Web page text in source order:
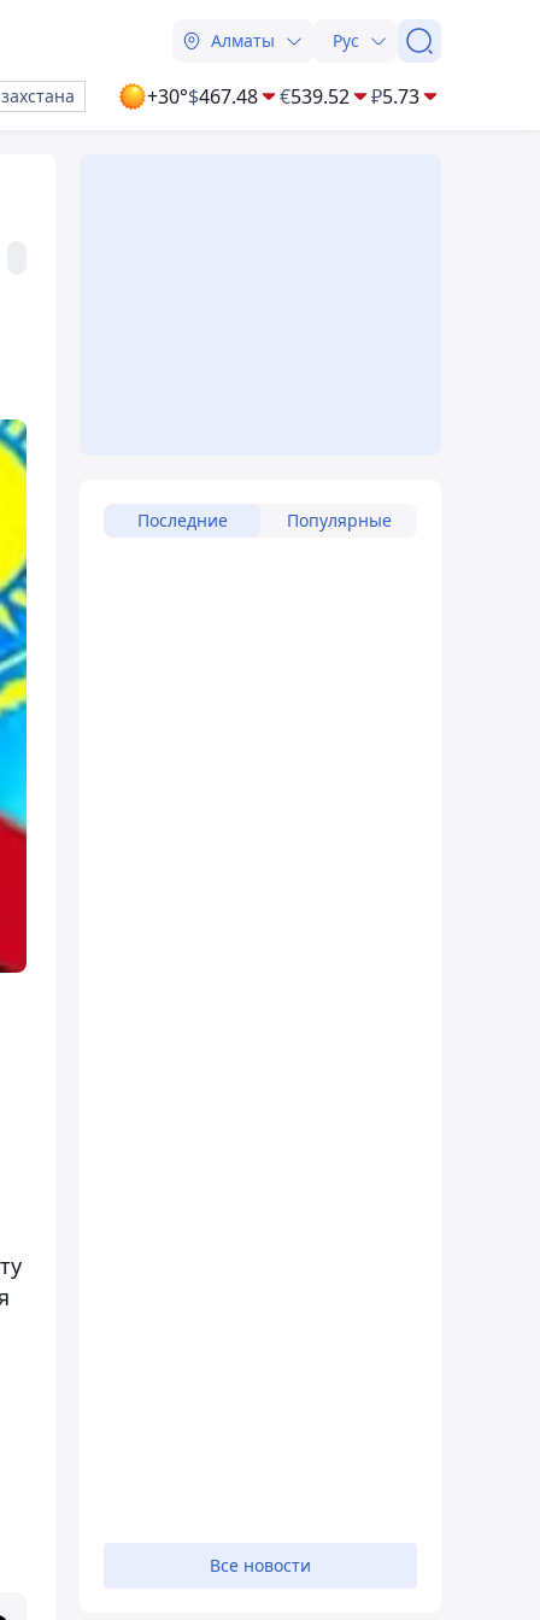
Алматы Рус
+30°$467.48 €539.52 ₽5.73
Последние Популярные
Все новости